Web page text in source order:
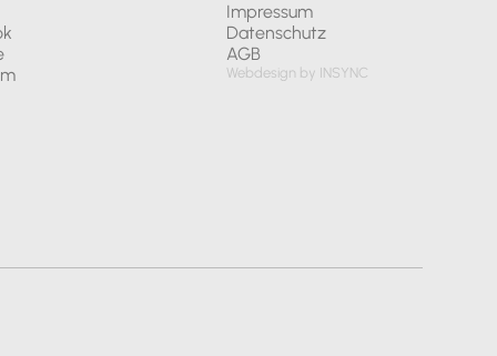
Impressum
Datenschutz
AGB
Webdesign by INSYNC